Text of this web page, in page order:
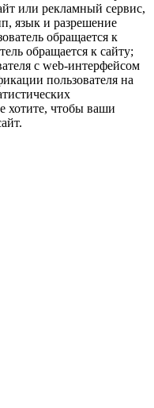
или рекламный сервис,
язык и разрешение
обращается к
обращается к сайту;
с web-интерфейсом
пользователя на
хотите, чтобы ваши